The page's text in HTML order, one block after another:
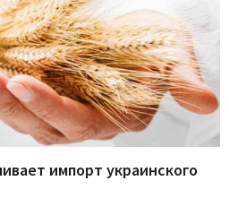
импорт украинского